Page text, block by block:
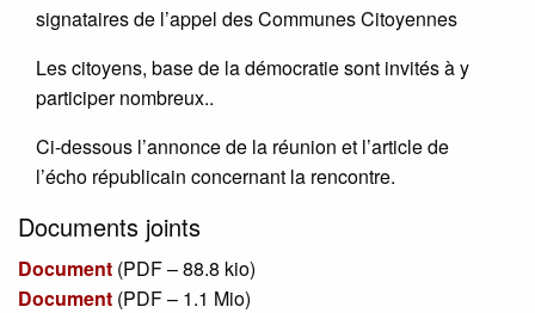
signataires de l’appel des Communes Citoyennes
Les citoyens, base de la démocratie sont invités à y
participer nombreux..
Ci-dessous l’annonce de la réunion et l’article de
l’écho républicain concernant la rencontre.
Documents joints
Document (PDF – 88.8 kio)
Document (PDF – 1.1 Mio)